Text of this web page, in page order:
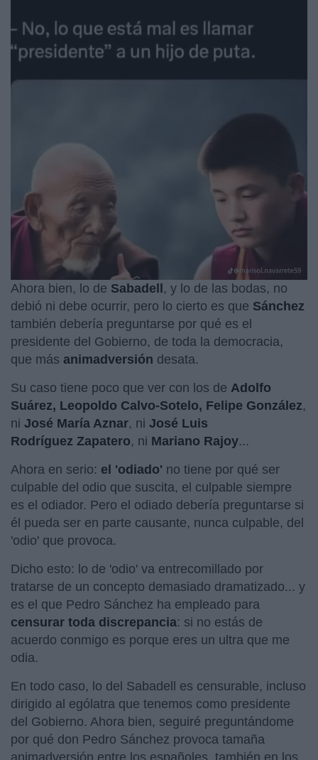
Ahora bien, lo de Sabadell, y lo de las bodas, no
debió ni debe ocurrir, pero lo cierto es que Sánchez
también debería preguntarse por qué es el
presidente del Gobierno, de toda la democracia,
que más animadversión desata.
Su caso tiene poco que ver con los de Adolfo
Suárez, Leopoldo Calvo-Sotelo, Felipe González,
ni José María Aznar, ni José Luis
Rodríguez Zapatero, ni Mariano Rajoy...
Ahora en serio: el 'odiado' no tiene por qué ser
culpable del odio que suscita, el culpable siempre
es el odiador. Pero el odiado debería preguntarse si
él pueda ser en parte causante, nunca culpable, del
'odio' que provoca.
Dicho esto: lo de 'odio' va entrecomillado por
tratarse de un concepto demasiado dramatizado... y
es el que Pedro Sánchez ha empleado para
censurar toda discrepancia: si no estás de
acuerdo conmigo es porque eres un ultra que me
odia.
En todo caso, lo del Sabadell es censurable, incluso
dirigido al ególatra que tenemos como presidente
del Gobierno. Ahora bien, seguiré preguntándome
por qué don Pedro Sánchez provoca tamaña
animadversión entre los españoles, también en los